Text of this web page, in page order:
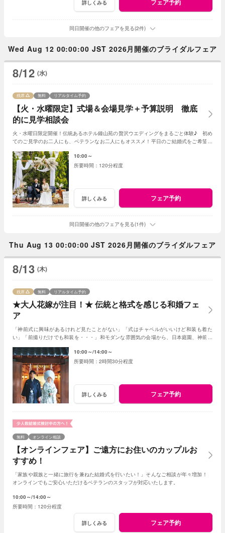
詳しくみる フェア予約
同日開催の他のフェアを見る(2件)
Wed Aug 12 00:00:00 JST 2026月開催のブライダルフェア
8/12 (水)
【火・水曜限定】式場＆会場見学＋予算説明 徹底
的に見学相談会
残席 無料 リアルタイム予約
火・水曜日限定開催！伝統あるホテル鐘山苑の贅沢ウエディングをまるごと体験♪ 初め
てのご見学のお二人にも、ベテランなお二人にもオススメ！平日のご結婚式をご希望の
10:00～
120分程度
詳しくみる フェア予約
同日開催の他のフェアを見る(1件)
Thu Aug 13 00:00:00 JST 2026月開催のブライダルフェア
8/13 (木)
★大人花嫁が注目！★ 伝統と格式を感じる和婚フェ
ア
残席 無料 リアルタイム予約
「神前式に興味があるけれど見たことがない」「式はチャペルがいいけど和装も着た
い」「前撮りだけでも和装を・・・」和モダンな雰囲気の会場から、日本庭園、神前会
10:00～ 14:00～
2時間30分程度
詳しくみる フェア予約
【オンラインフェア】ご遠方にお住いのカップルお
すすめ！
無料 オンライン相談
「家族や親族と一緒に旅行を兼ねた結婚式を行いたい！」そんなご相談が年々増加！
オンラインでもご安心いただけるベテランのスタッフが対応いたします。
10:00～ 14:00～
120分程度
詳しくみる フェア予約